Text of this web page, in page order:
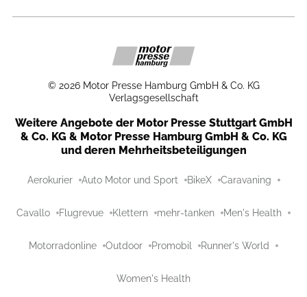
© 2026 Motor Presse Hamburg GmbH & Co. KG
Verlagsgesellschaft
Weitere Angebote der Motor Presse Stuttgart GmbH
& Co. KG & Motor Presse Hamburg GmbH & Co. KG
und deren Mehrheitsbeteiligungen
Aerokurier Auto Motor und Sport BikeX Caravaning
Cavallo Flugrevue Klettern mehr-tanken Men's Health
Motorradonline Outdoor Promobil Runner's World
Women's Health